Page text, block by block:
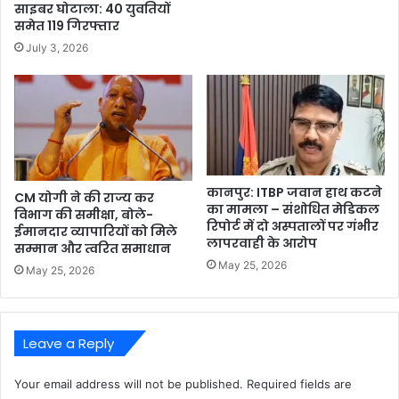
साइबर घोटाला: 40 युवतियों
समेत 119 गिरफ्तार
July 3, 2026
CM योगी ने की राज्य कर
विभाग की समीक्षा, बोले-
ईमानदार व्यापारियों को मिले
सम्मान और त्वरित समाधान
May 25, 2026
कानपुर: ITBP जवान हाथ कटने
का मामला – संशोधित मेडिकल
रिपोर्ट में दो अस्पतालों पर गंभीर
लापरवाही के आरोप
May 25, 2026
Leave a Reply
Your email address will not be published. Required fields are